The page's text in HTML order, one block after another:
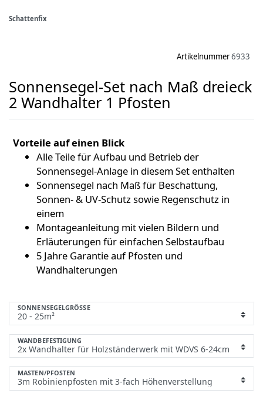
Schattenfix
Artikelnummer6933
Sonnensegel-Set nach Maß dreieck
2 Wandhalter 1 Pfosten
Vorteile auf einen Blick
Alle Teile für Aufbau und Betrieb der
Sonnensegel-Anlage in diesem Set enthalten
Sonnensegel nach Maß für Beschattung,
Sonnen- & UV-Schutz sowie Regenschutz in
einem
Montageanleitung mit vielen Bildern und
Erläuterungen für einfachen Selbstaufbau
5 Jahre Garantie auf Pfosten und
Wandhalterungen
SONNENSEGELGRÖSSE
WANDBEFESTIGUNG
MASTEN/PFOSTEN